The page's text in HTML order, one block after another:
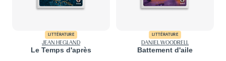
LITTÉRATURE
JEAN HEGLAND
Le Temps d'après
LITTÉRATURE
DANIEL WOODRELL
Battement d'aile